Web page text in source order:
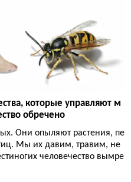
которые управляют м
обречено
Они опыляют растения, пе
Мы их давим, травим, не
человечество вымре